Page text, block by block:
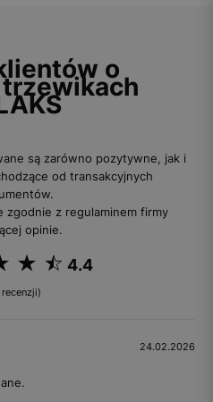
o
są zarówno pozytywne, jak i
od transakcyjnych
zgodnie z regulaminem firmy
opinie.
4.4
recenzji)
24.02.2026